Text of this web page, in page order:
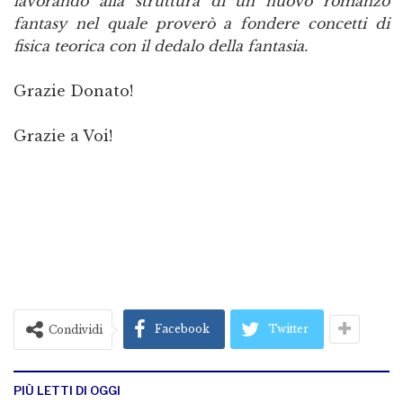
fantasy nel quale proverò a fondere concetti di
fisica teorica con il dedalo della fantasia.
Grazie Donato!
Grazie a Voi!
Condividi Facebook Twitter
PIÙ LETTI DI OGGI